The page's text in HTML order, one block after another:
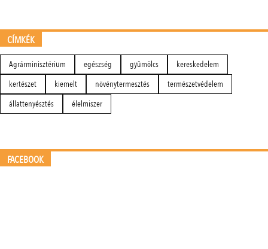
CÍMKÉK
Agrárminisztérium egészség gyümölcs
kereskedelem
kertészet
kiemelt növénytermesztés
természetvédelem
állattenyésztés
élelmiszer
FACEBOOK